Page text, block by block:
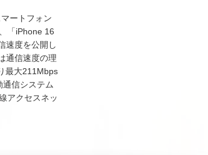
ートフォン
「iPhone 16
速度を公開し
通信速度の理
最大211Mbps
信システム
アクセスネッ